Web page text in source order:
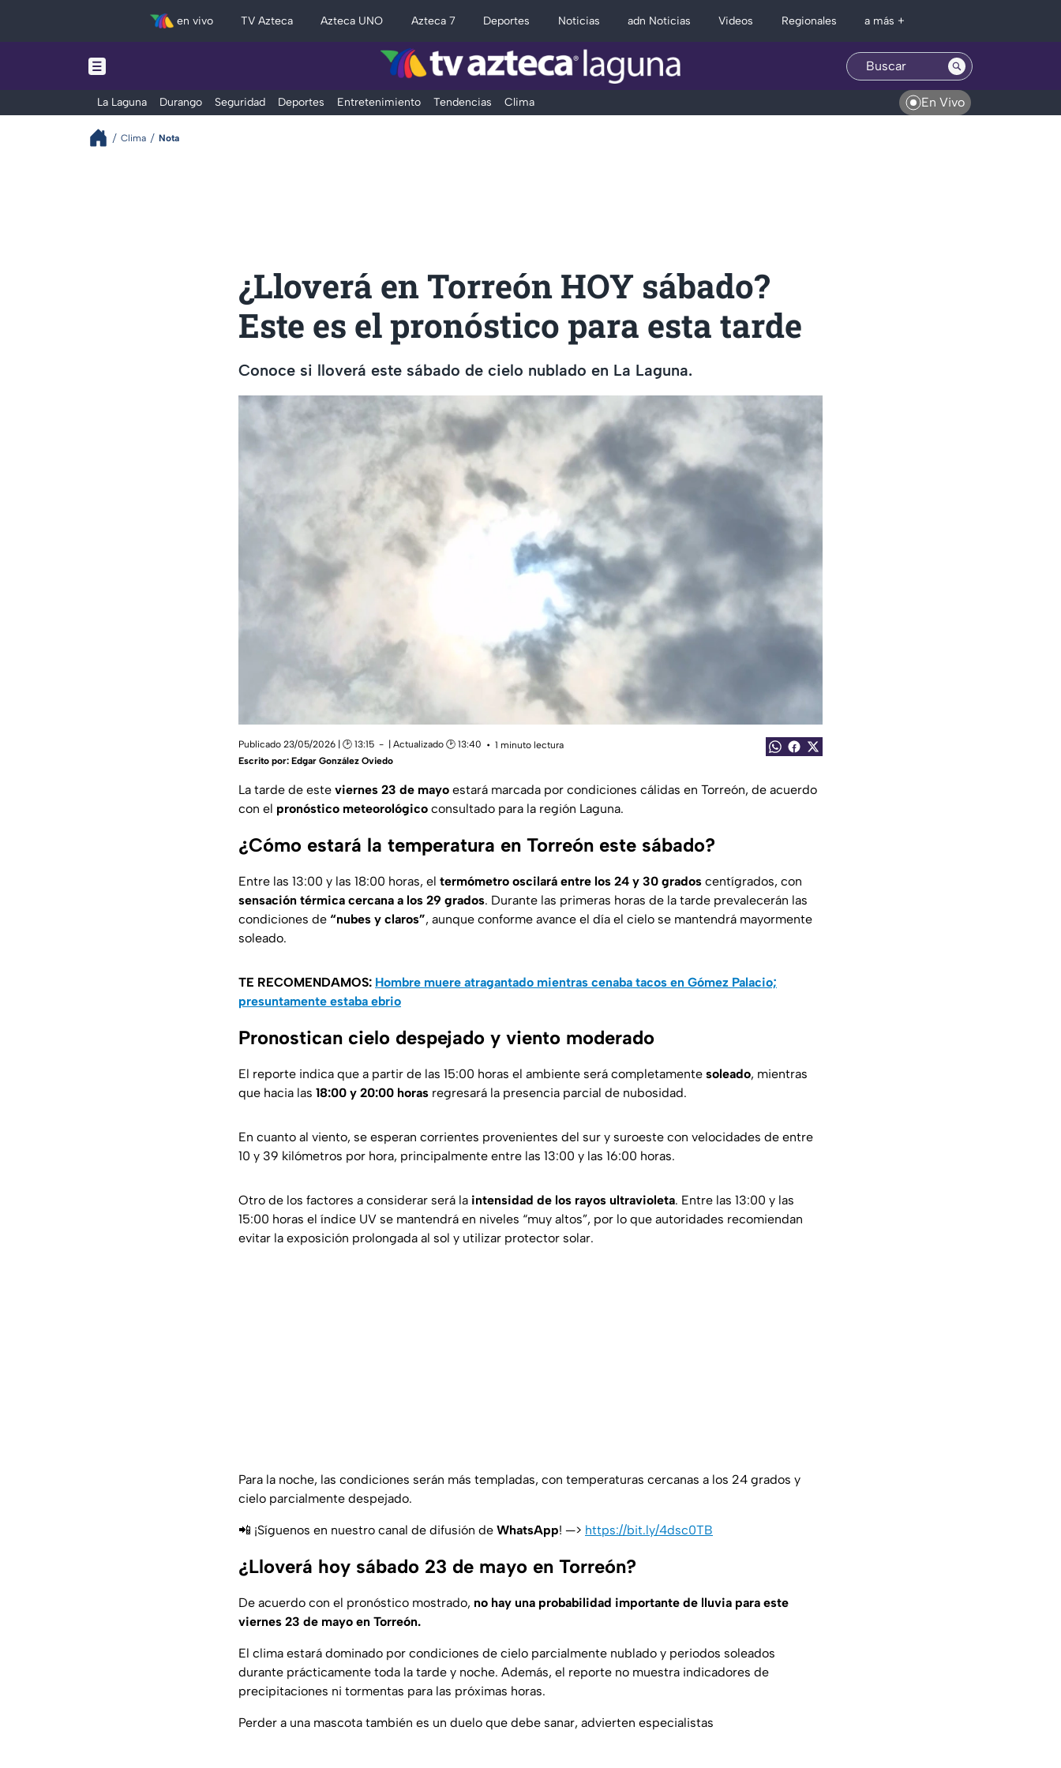
en vivo TV Azteca Azteca UNO Azteca 7 Deportes Noticias adn Noticias Videos Regionales a más +
La Laguna Durango Seguridad Deportes Entretenimiento Tendencias Clima En Vivo
Clima Nota
¿Lloverá en Torreón HOY sábado?
Este es el pronóstico para esta tarde
Conoce si lloverá este sábado de cielo nublado en La Laguna.
Publicado 23/05/2026 | 🕑 13:15 | Actualizado 🕑 13:40
1 minuto lectura
Escrito por: Edgar González Oviedo
La tarde de este viernes 23 de mayo estará marcada por condiciones cálidas en Torreón, de acuerdo
con el pronóstico meteorológico consultado para la región Laguna.
¿Cómo estará la temperatura en Torreón este sábado?
Entre las 13:00 y las 18:00 horas, el termómetro oscilará entre los 24 y 30 grados centígrados, con
sensación térmica cercana a los 29 grados. Durante las primeras horas de la tarde prevalecerán las
condiciones de “nubes y claros”, aunque conforme avance el día el cielo se mantendrá mayormente
soleado.
TE RECOMENDAMOS: Hombre muere atragantado mientras cenaba tacos en Gómez Palacio;
presuntamente estaba ebrio
Pronostican cielo despejado y viento moderado
El reporte indica que a partir de las 15:00 horas el ambiente será completamente soleado, mientras
que hacia las 18:00 y 20:00 horas regresará la presencia parcial de nubosidad.
En cuanto al viento, se esperan corrientes provenientes del sur y suroeste con velocidades de entre
10 y 39 kilómetros por hora, principalmente entre las 13:00 y las 16:00 horas.
Otro de los factores a considerar será la intensidad de los rayos ultravioleta. Entre las 13:00 y las
15:00 horas el índice UV se mantendrá en niveles “muy altos”, por lo que autoridades recomiendan
evitar la exposición prolongada al sol y utilizar protector solar.
Para la noche, las condiciones serán más templadas, con temperaturas cercanas a los 24 grados y
cielo parcialmente despejado.
📲 ¡Síguenos en nuestro canal de difusión de WhatsApp! —> https://bit.ly/4dsc0TB
¿Lloverá hoy sábado 23 de mayo en Torreón?
De acuerdo con el pronóstico mostrado, no hay una probabilidad importante de lluvia para este
viernes 23 de mayo en Torreón.
El clima estará dominado por condiciones de cielo parcialmente nublado y periodos soleados
durante prácticamente toda la tarde y noche. Además, el reporte no muestra indicadores de
precipitaciones ni tormentas para las próximas horas.
Perder a una mascota también es un duelo que debe sanar, advierten especialistas